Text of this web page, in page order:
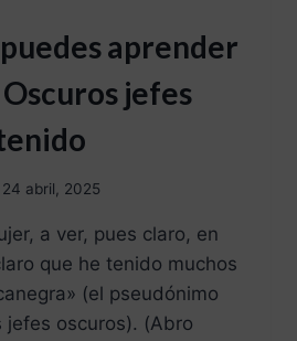
aprender
jefes
24 abril, 2025
a ver, pues claro, en
que he tenido muchos
(el pseudónimo
jefes oscuros). (Abro